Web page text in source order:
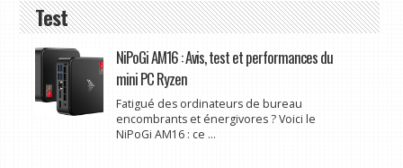
Test
NiPoGi AM16 : Avis, test et performances du
mini PC Ryzen
Fatigué des ordinateurs de bureau
encombrants et énergivores ? Voici le
NiPoGi AM16 : ce ...